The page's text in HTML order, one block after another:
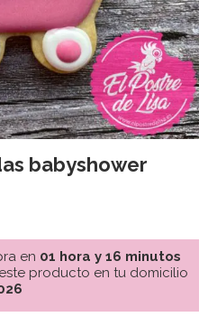
babyshower
en 01 hora y 16 minutos
producto en tu domicilio